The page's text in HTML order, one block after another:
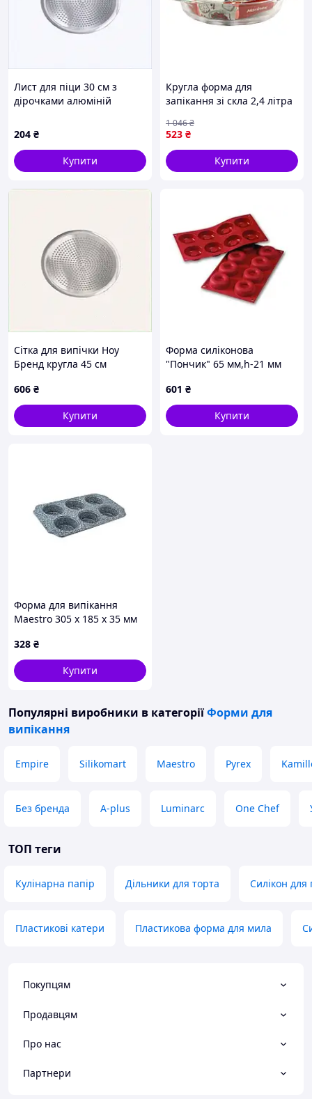
Лист для піци 30 см з
дірочками алюміній
204 ₴
Купити
Кругла форма для
запікання зі скла 2,4 літра
ідеальних кулінарних
шедеврів
523 ₴
1 046₴
Купити
Сітка для випічки Ноу
Бренд кругла 45 см
606 ₴
Купити
Форма силіконова
"Пончик" 65 мм,h-21 мм
601 ₴
Купити
Форма для випікання
Maestro 305 х 185 х 35 мм
328 ₴
Купити
Популярні виробники в категоріїФорми для
випікання
Empire Silikomart Maestro Pyrex
Без бренда A-plus Luminarc One Chef
ТОП теги
Кулінарна папір Дільники для торта Силікон
Пластикові катери Пластикова форма для мила
Покупцям
Продавцям
Про нас
Партнери